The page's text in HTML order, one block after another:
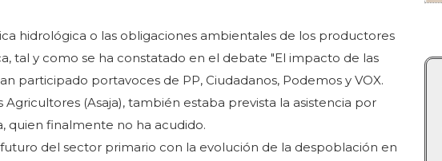
hidrológica o las obligaciones ambientales de los productores
tal y como se ha constatado en el debate "El impacto de las
participado portavoces de PP, Ciudadanos, Podemos y VOX.
(Asaja), también estaba prevista la asistencia por
quien finalmente no ha acudido.
del sector primario con la evolución de la despoblación en